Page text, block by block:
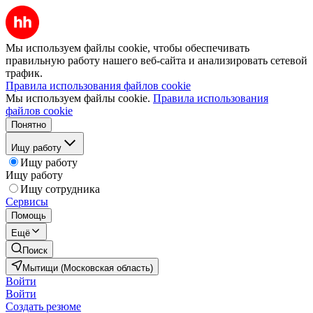
Мы используем файлы cookie, чтобы обеспечивать
правильную работу нашего веб-сайта и анализировать сетевой
трафик.
Правила использования файлов cookie
Мы используем файлы cookie. Правила использования
файлов cookie
Понятно
Ищу работу
Ищу работу
Ищу работу
Ищу сотрудника
Сервисы
Помощь
Ещё
Поиск
Мытищи (Московская область)
Войти
Войти
Создать резюме